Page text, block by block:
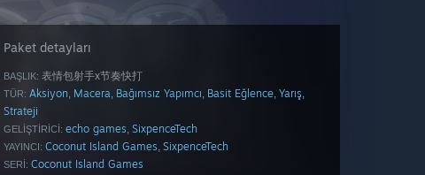
Paket detayları
BAŞLIK: 表情包射手x节奏快打
TÜR: Aksiyon, Macera, Bağımsız Yapımcı, Basit Eğlence, Yarış,
Strateji
GELIŞTIRICI: echo games, SixpenceTech
YAYINCI: Coconut Island Games, SixpenceTech
SERI: Coconut Island Games